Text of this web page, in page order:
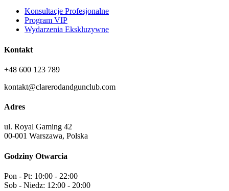
Konsultacje Profesjonalne
Program VIP
Wydarzenia Ekskluzywne
Kontakt
+48 600 123 789
kontakt@clarerodandgunclub.com
Adres
ul. Royal Gaming 42
00-001 Warszawa, Polska
Godziny Otwarcia
Pon - Pt: 10:00 - 22:00
Sob - Niedz: 12:00 - 20:00